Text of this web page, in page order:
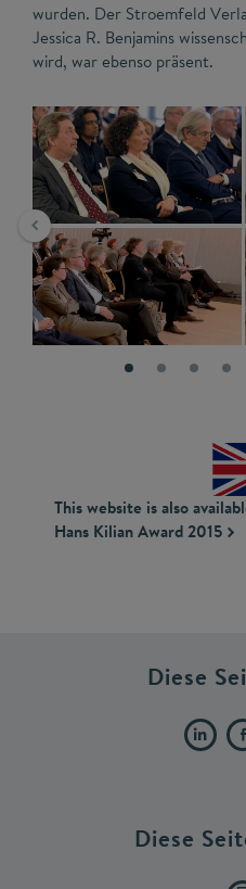
wurden. Der Stroemfeld
Jessica R. Benjamins
wird, war ebenso präsent.
This website is also
Hans Kilian Award 2015
Diese
Diese